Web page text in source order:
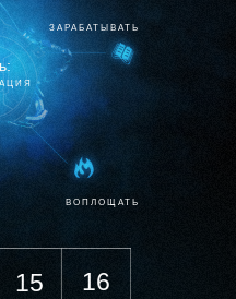
ЗАРАБАТЫВАТЬ
ВОПЛОЩАТЬ
16
15